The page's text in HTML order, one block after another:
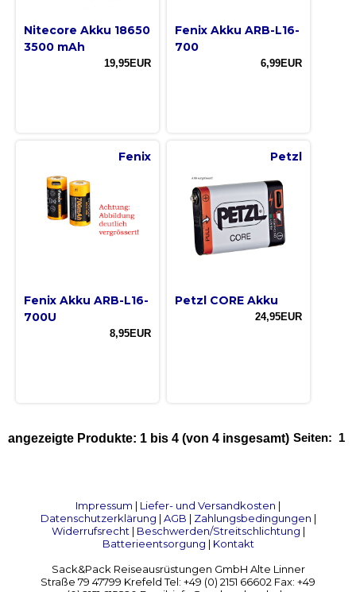
Nitecore Akku 18650
3500 mAh
19,95EUR
Fenix Akku ARB-L16-
700
6,99EUR
Fenix
Fenix Akku ARB-L16-
700U
8,95EUR
Petzl
Petzl CORE Akku
24,95EUR
Seiten: 1
angezeigte Produkte: 1 bis 4 (von 4 insgesamt)
Impressum | Liefer- und Versandkosten |
Datenschutzerklärung | AGB | Zahlungsbedingungen |
Widerrufsrecht| Beschwerden/Streitschlichtung |
Batterieentsorgung | Kontakt
Sack&Pack Reiseausrüstungen GmbH Alte Linner
Straße 79 47799 Krefeld Tel: +49 (0) 2151 66602 Fax: +49